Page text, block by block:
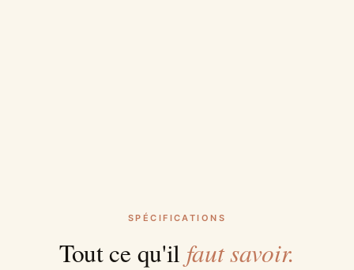
SPÉCIFICATIONS
Tout ce qu'il faut savoir.